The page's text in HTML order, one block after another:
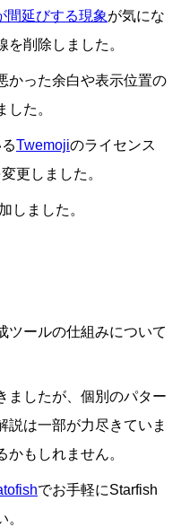
間延びする現象が気にな
を削除しました。
かった余白や表示位置の
した。
Twemojiのライセンス
更しました。
しました。
ツールの仕組みについて
ましたが、個別のパター
説は一部が力尽きていま
もしれません。
でお手軽にStarfish